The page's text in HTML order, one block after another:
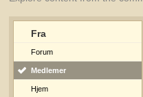
Fra
Forum
Medlemer
Hjem